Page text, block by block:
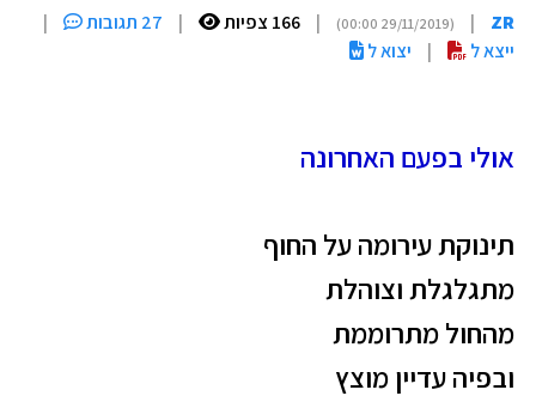
ZR
|
(29/11/2019 00:00)
| 166 צפיות | 27 תגובות
|
ייצא ל
| יצוא ל
אולי בפעם האחרונה
תינוקת עירומה על החוף
מתגלגלת וצוהלת
מהחול מתרוממת
ובפיה עדיין מוצץ